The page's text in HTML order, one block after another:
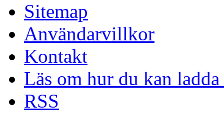
Sitemap
Användarvillkor
Kontakt
Läs om hur du kan
RSS